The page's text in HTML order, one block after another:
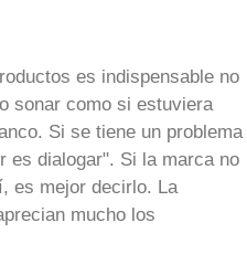
es indispensable no
sonar como si estuviera
Si se tiene un problema
es dialogar". Si la marca no
es mejor decirlo. La
mucho los